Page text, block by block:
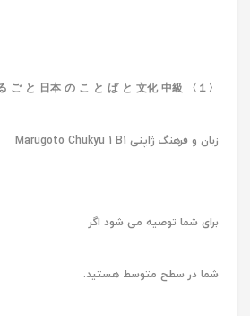
ご と 日本 の こ と ば と 文化 中級 〈１〉
زبان و فرهنگ ژاپنی Marugoto Chukyu 1 B1
برای شما توصیه می شود اگر
شما در سطح متوسط ​​هستید.